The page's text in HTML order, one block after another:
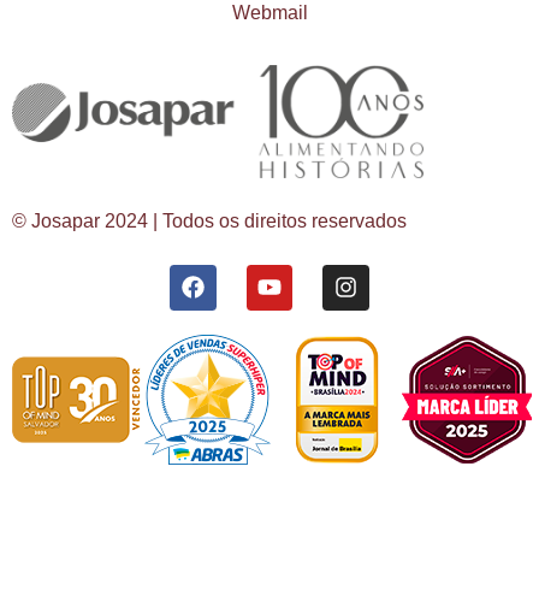
Webmail
© Josapar 2024 | Todos os direitos reservados